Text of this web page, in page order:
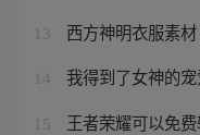
13 西方神明衣服素材
14 我得到了女神的宠
15 王者荣耀可以免